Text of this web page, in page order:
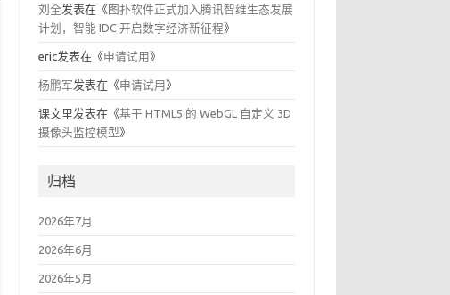
刘全发表在《 图扑软件正式加入腾讯智维生态发展
计划，智能 IDC 开启数字经济新征程》
eric发表在《申请试用 》
杨鹏军发表在《申请试用 》
课文里发表在《基于 HTML5 的 WebGL 自定义 3D
摄像头监控模型》
归档
2026年7月
2026年6月
2026年5月